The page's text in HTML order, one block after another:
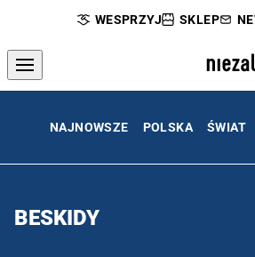
WESPRZYJ SKLEP
NAJNOWSZE POLSKA ŚWIAT
BESKIDY